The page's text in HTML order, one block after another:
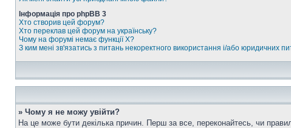
Інформація про phpBB 3
Хто створив цей форум?
Хто переклав цей форум на українську?
Чому на форумі немає функції X?
З ким мені зв'язатись з питань некоректного використання і/або юридичних
» Чому я не можу увійти?
На це може бути декілька причин. Перш за все, переконайтесь, чи